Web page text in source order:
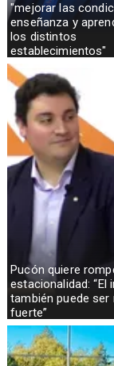
"mejorar las
enseñanza y
los distintos
establecimientos"
Pucón quiere
estacionalidad: “El
también puede ser
fuerte”